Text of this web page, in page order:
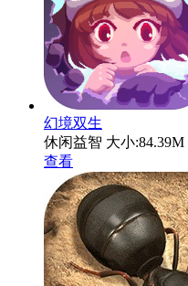
幻境双生
休闲益智 大小:84.39M
查看